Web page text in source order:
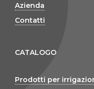
Azienda
Contatti
CATALOGO
Prodotti per